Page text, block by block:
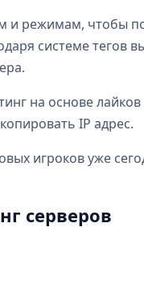
и режимам, чтобы
системе тегов
на основе
IP адрес.
игроков уже
серверов